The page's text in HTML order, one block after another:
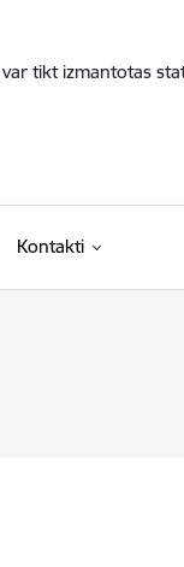
tikt izmantotas
Kontakti